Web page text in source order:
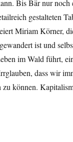
Bis Bär nur
gestalteten
Miriam Körner,
ist und
im Wald führt,
dass wir
zu können.